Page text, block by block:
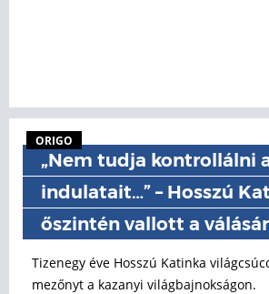
ORIGO
„Nem tudja kontrollálni
indulatait…” – Hosszú
őszintén vallott a
Tizenegy éve Hosszú Katinka
mezőnyt a kazanyi világbajnokságon.